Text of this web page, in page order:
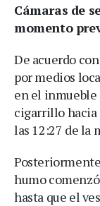
Cámaras de
momento
De acuerdo
por medios
en el inmueble
cigarrillo
las 12:27 de la
humo
hasta que el